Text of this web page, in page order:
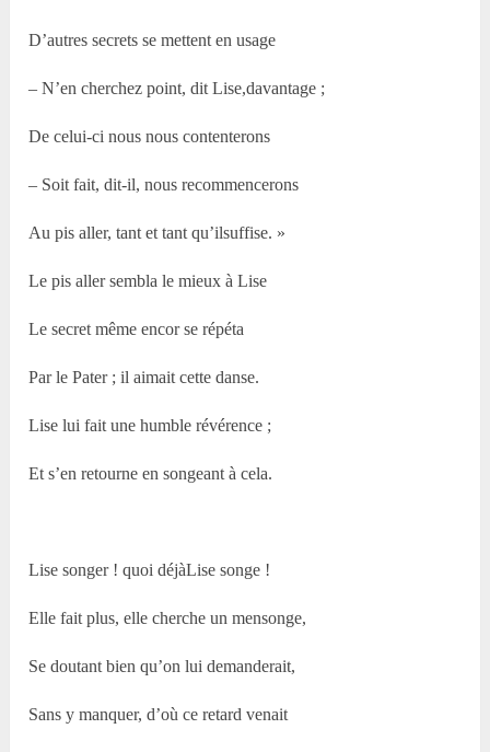
D’autres secrets se mettent en usage
– N’en cherchez point, dit Lise,davantage ;
De celui-ci nous nous contenterons
– Soit fait, dit-il, nous recommencerons
Au pis aller, tant et tant qu’ilsuffise. »
Le pis aller sembla le mieux à Lise
Le secret même encor se répéta
Par le Pater ; il aimait cette danse.
Lise lui fait une humble révérence ;
Et s’en retourne en songeant à cela.
Lise songer ! quoi déjàLise songe !
Elle fait plus, elle cherche un mensonge,
Se doutant bien qu’on lui demanderait,
Sans y manquer, d’où ce retard venait